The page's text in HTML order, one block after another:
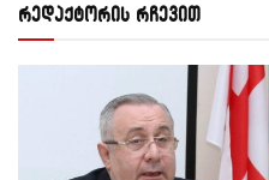
რედაქტორის რჩევით